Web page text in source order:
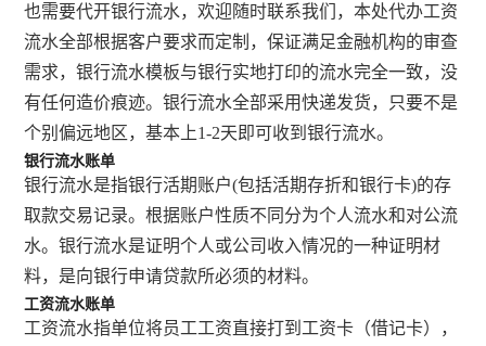
也需要代开银行流水，欢迎随时联系我们，本处代办工资
流水全部根据客户要求而定制，保证满足金融机构的审查
需求，银行流水模板与银行实地打印的流水完全一致，没
有任何造价痕迹。银行流水全部采用快递发货，只要不是
个别偏远地区，基本上1-2天即可收到银行流水。
银行流水账单
银行流水是指银行活期账户(包括活期存折和银行卡)的存
取款交易记录。根据账户性质不同分为个人流水和对公流
水。银行流水是证明个人或公司收入情况的一种证明材
料，是向银行申请贷款所必须的材料。
工资流水账单
工资流水指单位将员工工资直接打到工资卡（借记卡），